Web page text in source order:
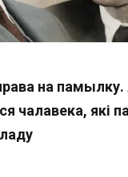
на памылку.
чалавека, які